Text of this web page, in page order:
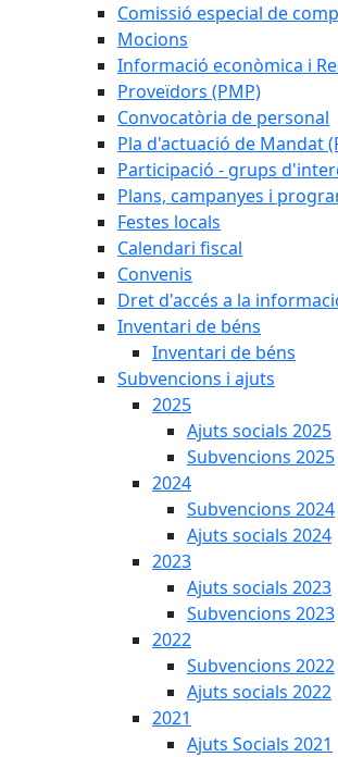
Comissió especial de
Mocions
Informació econòmica i
Proveïdors (PMP)
Convocatòria de personal
Pla d'actuació de Mandat
Participació - grups
Plans, campanyes i
Festes locals
Calendari fiscal
Convenis
Dret d'accés a la
Inventari de béns
Inventari de béns
Subvencions i ajuts
2025
Ajuts socials 2025
Subvencions 2025
2024
Subvencions 2024
Ajuts socials 2024
2023
Ajuts socials 2023
Subvencions 2023
2022
Subvencions 2022
Ajuts socials 2022
2021
Ajuts Socials 2021